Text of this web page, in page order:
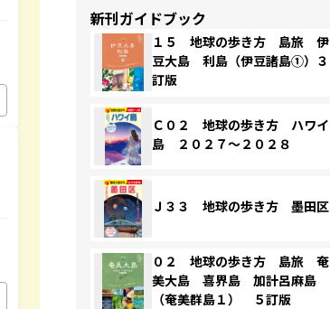
新刊ガイドブック
１５ 地球の歩き方 島旅 伊
豆大島 利島（伊豆諸島①）３
訂版
Ｃ０２ 地球の歩き方 ハワイ
島 ２０２７～２０２８
Ｊ３３ 地球の歩き方 墨田区
０２ 地球の歩き方 島旅 奄
美大島 喜界島 加計呂麻島
（奄美群島１） ５訂版